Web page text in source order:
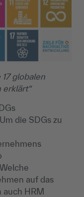
globalen
erklärt“
die SDGs zu
auf das
auch HRM